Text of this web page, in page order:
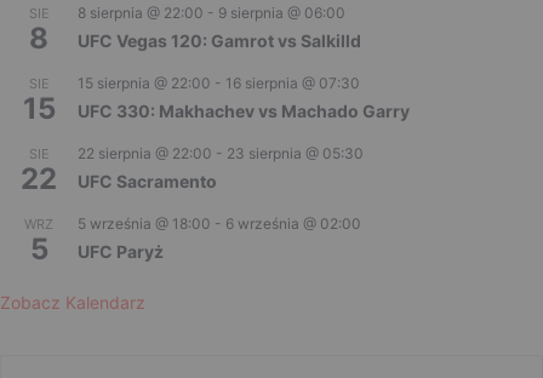
SIE
8
8 sierpnia @ 22:00 - 9 sierpnia @ 06:00
UFC Vegas 120: Gamrot vs Salkilld
SIE
15
15 sierpnia @ 22:00 - 16 sierpnia @ 07:30
UFC 330: Makhachev vs Machado Garry
SIE
22
22 sierpnia @ 22:00 - 23 sierpnia @ 05:30
UFC Sacramento
WRZ
5
5 września @ 18:00 - 6 września @ 02:00
UFC Paryż
Zobacz Kalendarz